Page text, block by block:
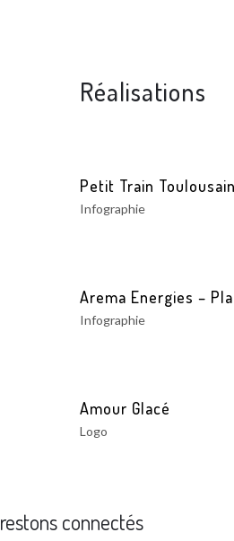
Réalisations
Petit Train
Infographie
Arema Energies –
Infographie
Amour Glacé
Logo
restons connectés